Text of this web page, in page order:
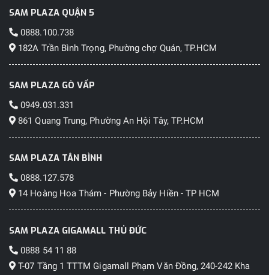
SAM PLAZA QUẬN 5
0888.100.738
182A Trần Bình Trọng, Phường chợ Quán, TP.HCM
SAM PLAZA GÒ VẤP
0949.031.331
861 Quang Trung, Phường An Hội Tây, TP.HCM
SAM PLAZA TÂN BÌNH
0888.127.578
14 Hoàng Hoa Thám - Phường Bảy Hiền - TP HCM
SAM PLAZA GIGAMALL THỦ ĐỨC
0888 54 11 88
T-07 Tầng 1 TTTM Gigamall Phạm Văn Đồng, 240-242 Kha